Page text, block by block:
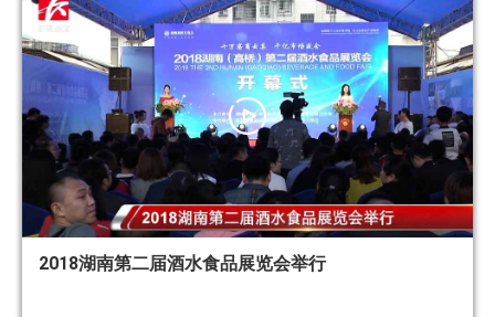
2018湖南第二届酒水食品展览会举行